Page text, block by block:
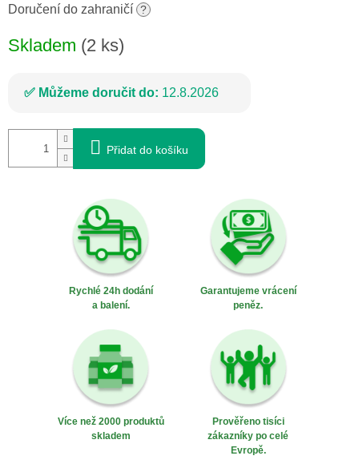
cena:
Doručení do zahraničí ?
Skladem (2 ks)
Můžeme doručit do: 12.8.2026
Přidat do košíku
Rychlé 24h dodání
a balení.
Garantujeme vrácení
peněz.
Více než 2000 produktů
skladem
Prověřeno tisíci
zákazníky po celé
Evropě.